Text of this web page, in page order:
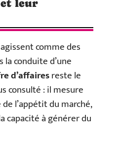
leur
comme des
la conduite d’une
d’affairesreste le
consulté : il mesure
l’appétit du marché,
capacité à générer du